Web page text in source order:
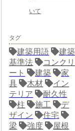
いて
タグ
建築用語
建築
基準法
コンクリ
ート
建築
家
具
木材
イン
テリア
耐久性
柱
施工
デ
ザイン
住宅
梁
強度
屋根